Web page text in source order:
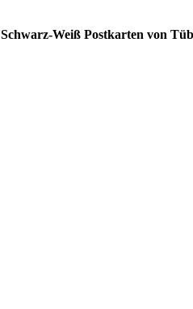
Schwarz-Weiß Postkarten von